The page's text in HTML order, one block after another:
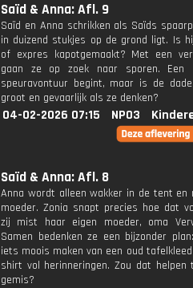
Saïd & Anna: Afl. 9
Saïd en Anna schrikken als Saïds
in duizend stukjes op de grond ligt. Is
of expres kapotgemaakt? Met een
gaan ze op zoek naar sporen. Een
speuravontuur begint, maar is de
groot en gevaarlijk als ze denken?
04-02-2026 07:15 NPO3
Saïd & Anna: Afl. 8
Anna wordt alleen wakker in de tent en
moeder. Zonia snapt precies hoe dat
zij mist haar eigen moeder, oma
Samen bedenken ze een bijzonder
iets moois maken van een oud tafelkleed
shirt vol herinneringen. Zou dat helpen
gemis?